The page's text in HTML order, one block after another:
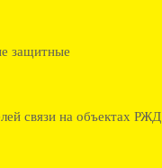
защитные
связи на объектах РЖД